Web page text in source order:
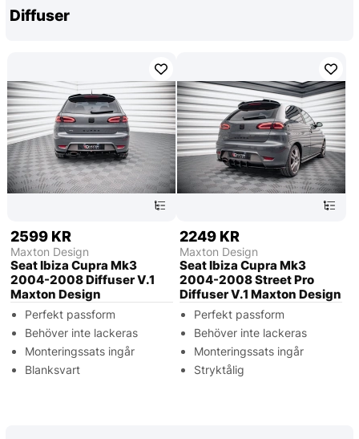
Diffuser
2599 KR
Maxton Design
Seat Ibiza Cupra Mk3
2004-2008 Diffuser V.1
Maxton Design
Perfekt passform
Behöver inte lackeras
Monteringssats ingår
Blanksvart
2249 KR
Maxton Design
Seat Ibiza Cupra Mk3
2004-2008 Street Pro
Diffuser V.1 Maxton Design
Perfekt passform
Behöver inte lackeras
Monteringssats ingår
Stryktålig